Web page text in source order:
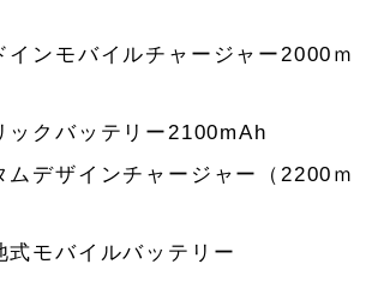
インモバイルチャージャー2000ｍ
ックバッテリー2100mAh
ムデザインチャージャー（2200ｍ
式モバイルバッテリー